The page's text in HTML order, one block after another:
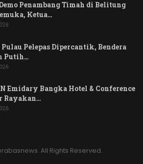
Penambang Timah di Belitung
Ketua…
Pelepas Dipercantik, Bendera
Putih…
Emidary Bangka Hotel & Conference
Rayakan…
All Rights Reserved.